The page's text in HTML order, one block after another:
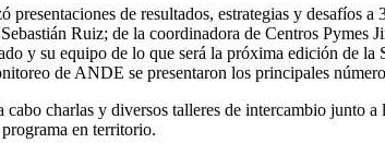
de resultados, estrategias y desafíos
Ruiz; de la coordinadora de Centros Pymes
y su equipo de lo que será la próxima edición de
de ANDE se presentaron los principales
charlas y diversos talleres de intercambio junto
en territorio.